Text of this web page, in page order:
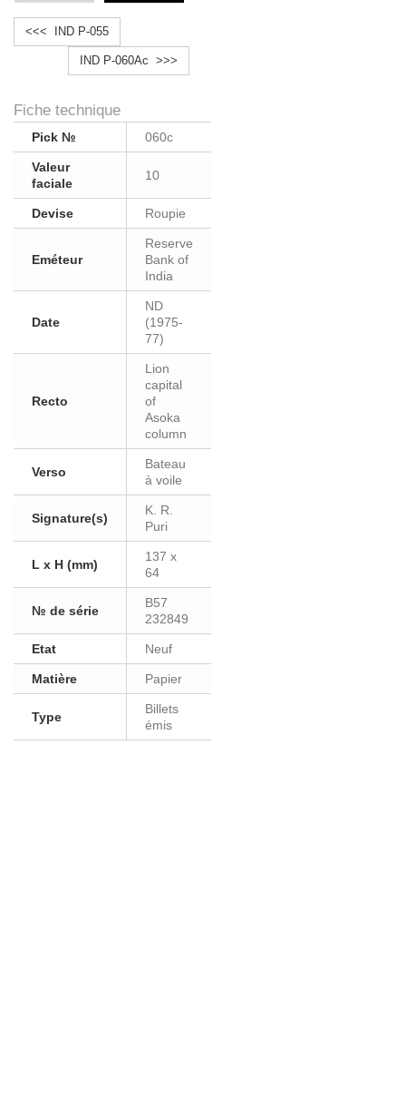
<<< IND P-055
IND P-060Ac >>>
Fiche technique
Pick № 060c
Valeur
faciale
10
Devise Roupie
Eméteur
Reserve
Bank of
India
Date
ND
(1975-
77)
Recto
Lion
capital
of
Asoka
column
Verso
Bateau
à voile
Signature(s)
K. R.
Puri
L x H (mm)
137 x
64
№ de série
B57
232849
Etat Neuf
Matière Papier
Type
Billets
émis